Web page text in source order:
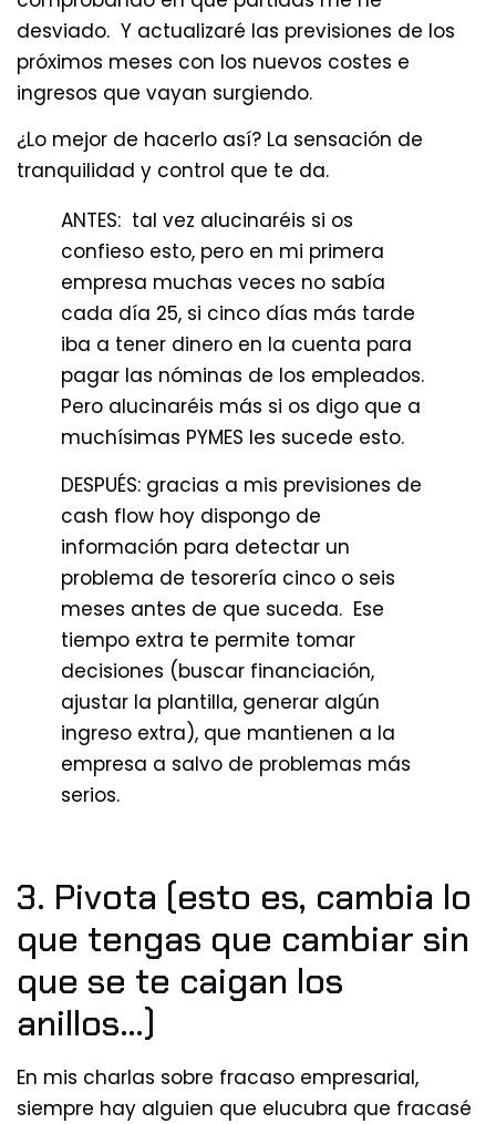
desviado. Y actualizaré las previsiones de los
próximos meses con los nuevos costes e
ingresos que vayan surgiendo.
¿Lo mejor de hacerlo así? La sensación de
tranquilidad y control que te da.
ANTES: tal vez alucinaréis si os
confieso esto, pero en mi primera
empresa muchas veces no sabía
cada día 25, si cinco días más tarde
iba a tener dinero en la cuenta para
pagar las nóminas de los empleados.
Pero alucinaréis más si os digo que a
muchísimas PYMES les sucede esto.
DESPUÉS: gracias a mis previsiones de
cash flow hoy dispongo de
información para detectar un
problema de tesorería cinco o seis
meses antes de que suceda. Ese
tiempo extra te permite tomar
decisiones (buscar financiación,
ajustar la plantilla, generar algún
ingreso extra), que mantienen a la
empresa a salvo de problemas más
serios.
3. Pivota (esto es, cambia lo
que tengas que cambiar sin
que se te caigan los
anillos…)
En mis charlas sobre fracaso empresarial,
siempre hay alguien que elucubra que fracasé